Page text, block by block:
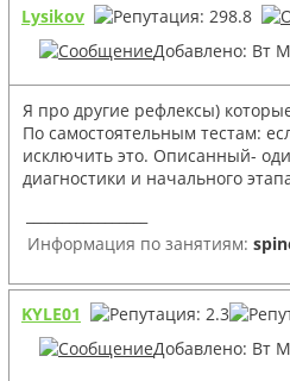
Lysikov
Добавлено: Вт
Я про другие рефлексы)
По самостоятельным тестам:
исключить это. Описанный-
диагностики и начального
Информация по занятиям:
KYLE01
Добавлено: Вт